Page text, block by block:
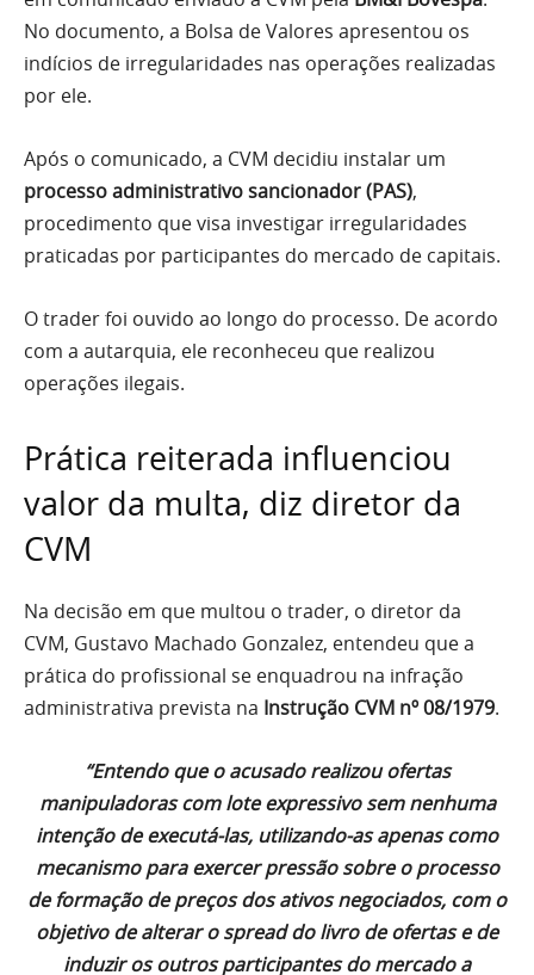
No documento, a Bolsa de Valores apresentou os
indícios de irregularidades nas operações realizadas
por ele.
Após o comunicado, a CVM decidiu instalar um
processo administrativo sancionador (PAS),
procedimento que visa investigar irregularidades
praticadas por participantes do mercado de capitais.
O trader foi ouvido ao longo do processo. De acordo
com a autarquia, ele reconheceu que realizou
operações ilegais.
Prática reiterada influenciou
valor da multa, diz diretor da
CVM
Na decisão em que multou o trader, o diretor da
CVM, Gustavo Machado Gonzalez, entendeu que a
prática do profissional se enquadrou na infração
administrativa prevista na Instrução CVM nº 08/1979.
“Entendo que o acusado realizou ofertas
manipuladoras com lote expressivo sem nenhuma
intenção de executá-las, utilizando-as apenas como
mecanismo para exercer pressão sobre o processo
de formação de preços dos ativos negociados, com o
objetivo de alterar o spread do livro de ofertas e de
induzir os outros participantes do mercado a